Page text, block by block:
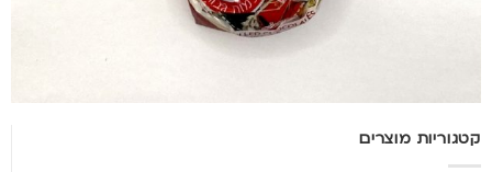
קטגוריות מוצרים